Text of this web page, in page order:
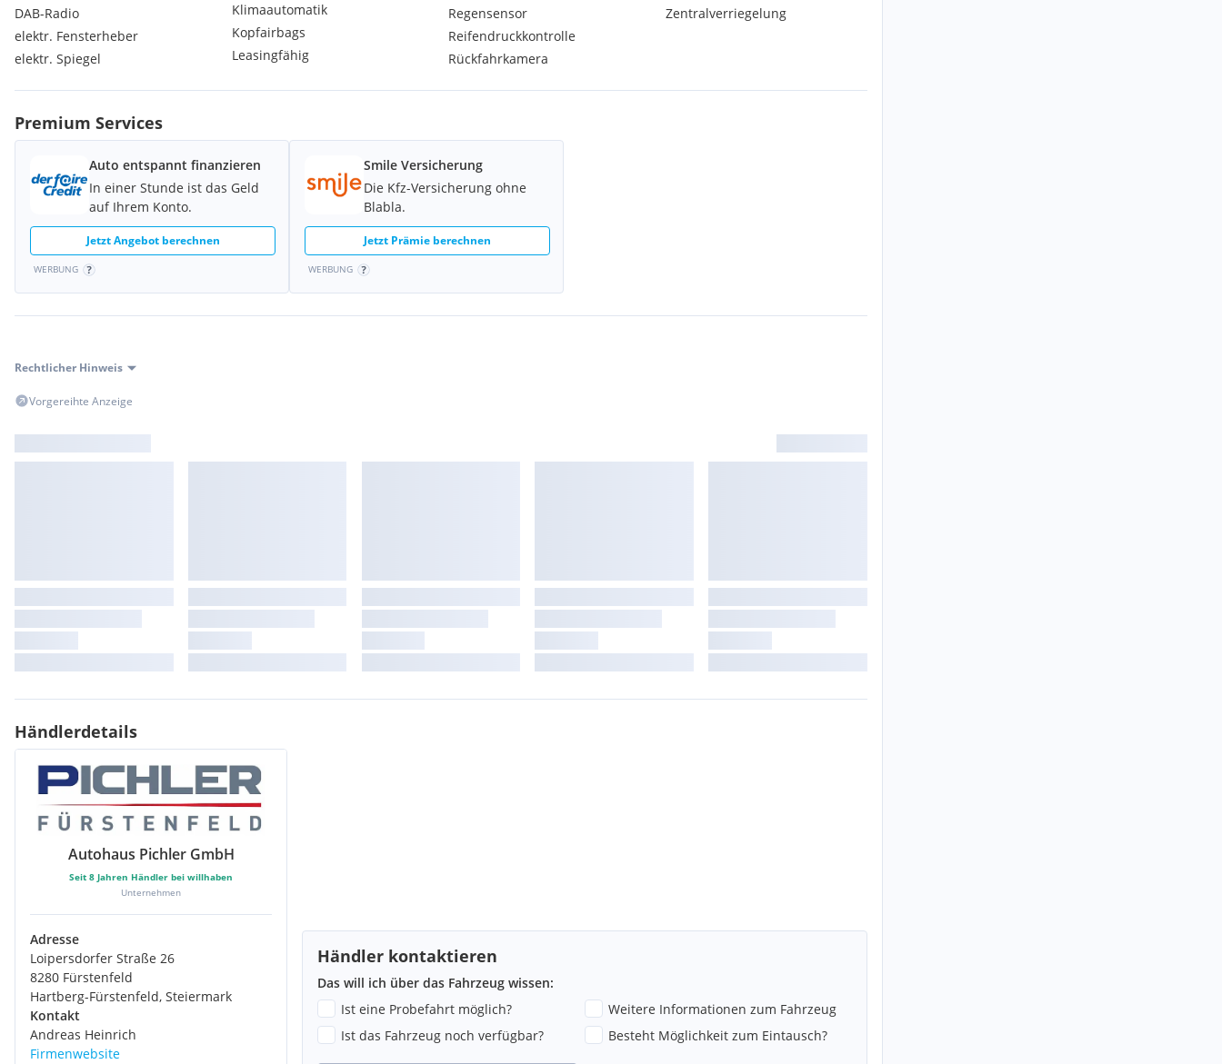
DAB-Radio
elektr. Fensterheber
elektr. Spiegel
Klimaautomatik
Kopfairbags
Leasingfähig
Regensensor
Reifendruckkontrolle
Rückfahrkamera
Zentralverriegelung
Premium Services
Auto entspannt finanzieren
In einer Stunde ist das Geld
auf Ihrem Konto.
Jetzt Angebot berechnen
WERBUNG
Smile Versicherung
Die Kfz-Versicherung ohne
Blabla.
Jetzt Prämie berechnen
WERBUNG
Rechtlicher Hinweis
Vorgereihte Anzeige
Händlerdetails
Autohaus Pichler GmbH
Seit 8 Jahren Händler bei willhaben
Unternehmen
Adresse
Loipersdorfer Straße 26
8280 Fürstenfeld
Hartberg-Fürstenfeld, Steiermark
Kontakt
Andreas Heinrich
Firmenwebsite
Händler kontaktieren
Das will ich über das Fahrzeug wissen:
Ist eine Probefahrt möglich?
Weitere Informationen zum Fahrzeug
Ist das Fahrzeug noch verfügbar?
Besteht Möglichkeit zum Eintausch?